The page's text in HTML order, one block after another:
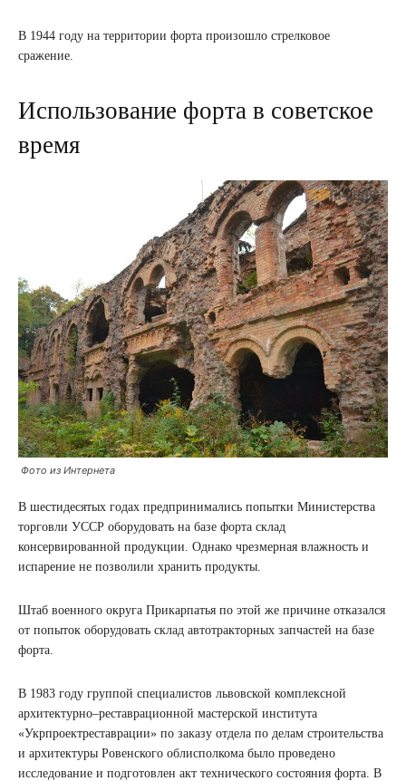
В 1944 году на территории форта произошло стрелковое
сражение.
Использование форта в советское
время
Фото из Интернета
В шестидесятых годах предпринимались попытки Министерства
торговли УССР оборудовать на базе форта склад
консервированной продукции. Однако чрезмерная влажность и
испарение не позволили хранить продукты.
Штаб военного округа Прикарпатья по этой же причине отказался
от попыток оборудовать склад автотракторных запчастей на базе
форта.
В 1983 году группой специалистов львовской комплексной
архитектурно–реставрационной мастерской института
«Укрпроектреставрации» по заказу отдела по делам строительства
и архитектуры Ровенского облисполкома было проведено
исследование и подготовлен акт технического состояния форта. В